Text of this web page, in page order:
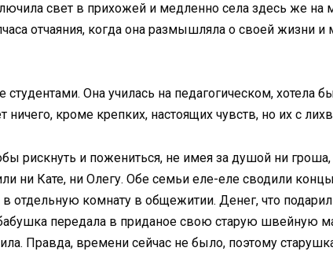
свет в прихожей и медленно села здесь же
отчаяния, когда она размышляла о своей жизни и
студентами. Она училась на педагогическом, хотела
ничего, кроме крепких, настоящих чувств, но их с
рискнуть и пожениться, не имея за душой ни
ни Кате, ни Олегу. Обе семьи еле-еле сводили
отдельную комнату в общежитии. Денег, что
передала в приданое свою старую швейную
Правда, времени сейчас не было, поэтому